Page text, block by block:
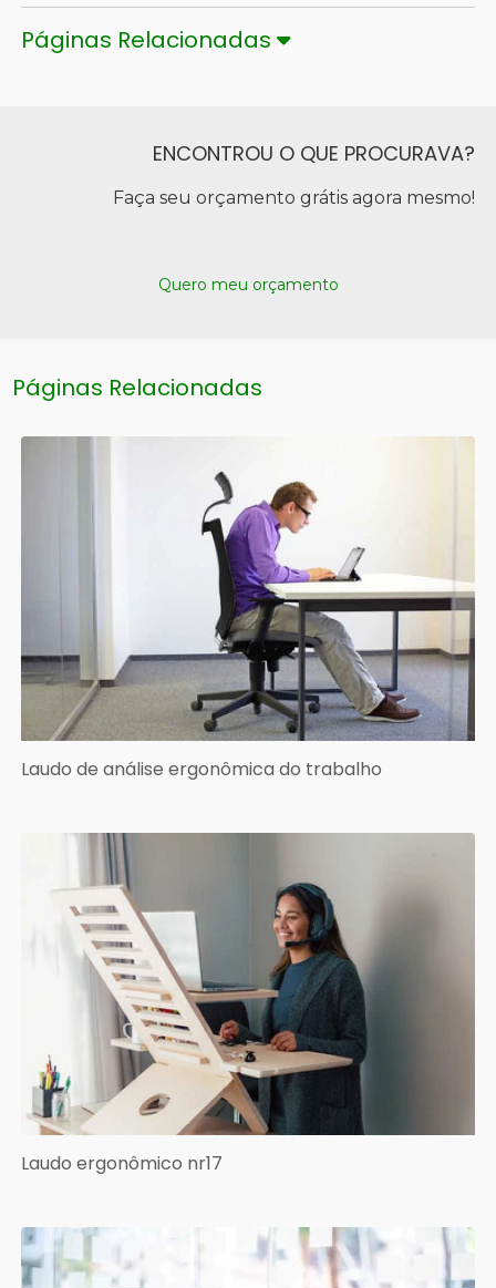
Páginas Relacionadas
ENCONTROU O QUE PROCURAVA?
Faça seu orçamento grátis agora mesmo!
Quero meu orçamento
Páginas Relacionadas
Laudo de análise ergonômica do trabalho
Laudo ergonômico nr17